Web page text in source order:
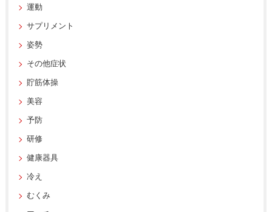
運動
サプリメント
姿勢
その他症状
貯筋体操
美容
予防
研修
健康器具
冷え
むくみ